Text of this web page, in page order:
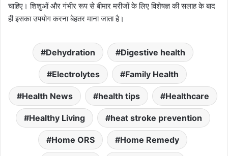
चाहिए। शिशुओं और गंभीर रूप से बीमार मरीजों के लिए विशेषज्ञ की सलाह के बाद
ही इसका उपयोग करना बेहतर माना जाता है।
Dehydration Digestive health
Electrolytes Family Health
Health News health tips Healthcare
Healthy Living heat stroke prevention
Home ORS Home Remedy